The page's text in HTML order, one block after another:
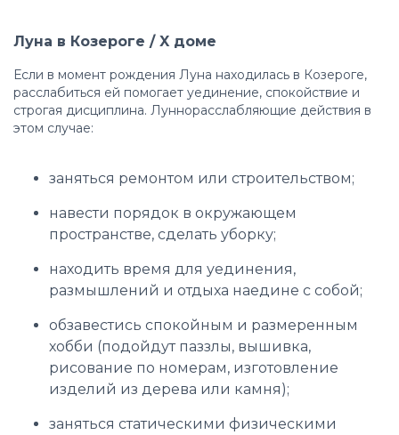
Луна в Козероге / X доме
Если в момент рождения Луна находилась в Козероге,
расслабиться ей помогает уединение, спокойствие и
строгая дисциплина. Луннорасслабляющие действия в
этом случае:
заняться ремонтом или строительством;
навести порядок в окружающем
пространстве, сделать уборку;
находить время для уединения,
размышлений и отдыха наедине с собой;
обзавестись спокойным и размеренным
хобби (подойдут паззлы, вышивка,
рисование по номерам, изготовление
изделий из дерева или камня);
заняться статическими физическими